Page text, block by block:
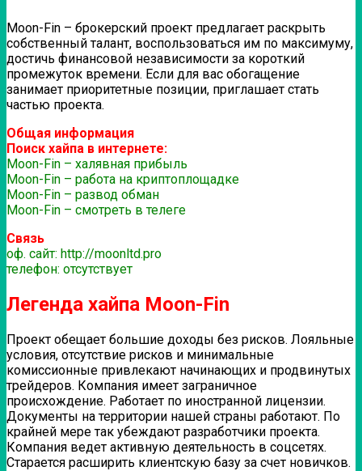
Moon-Fin – брокерский проект предлагает раскрыть
собственный талант, воспользоваться им по максимуму,
достичь финансовой независимости за короткий
промежуток времени. Если для вас обогащение
занимает приоритетные позиции, приглашает стать
частью проекта.
Общая информация
Поиск хайпа в интернете:
Moon-Fin – халявная прибыль
Moon-Fin – работа на криптоплощадке
Moon-Fin – развод обман
Moon-Fin – смотреть в телеге
Связь
оф. сайт: http://moonltd.pro
телефон: отсутствует
Легенда хайпа Moon-Fin
Проект обещает большие доходы без рисков. Лояльные
условия, отсутствие рисков и минимальные
комиссионные привлекают начинающих и продвинутых
трейдеров. Компания имеет заграничное
происхождение. Работает по иностранной лицензии.
Документы на территории нашей страны работают. По
крайней мере так убеждают разработчики проекта.
Компания ведет активную деятельность в соцсетях.
Старается расширить клиентскую базу за счет новичков.